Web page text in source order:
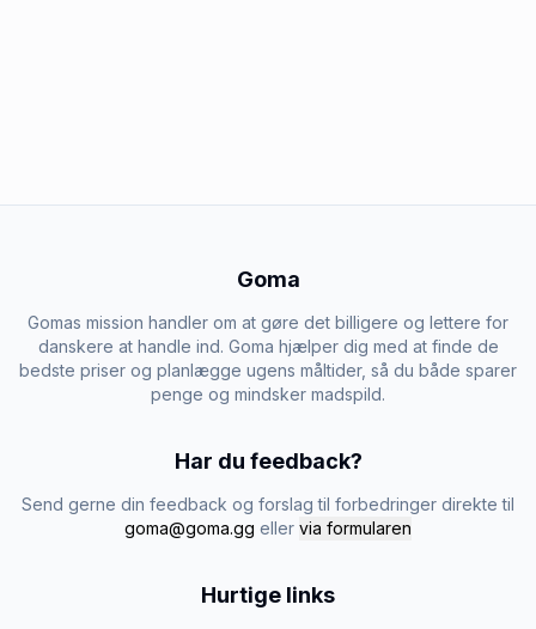
Goma
Gomas mission handler om at gøre det billigere og lettere for
danskere at handle ind. Goma hjælper dig med at finde de
bedste priser og planlægge ugens måltider, så du både sparer
penge og mindsker madspild.
Har du feedback?
Send gerne din feedback og forslag til forbedringer direkte til
goma@goma.gg eller via formularen
Hurtige links